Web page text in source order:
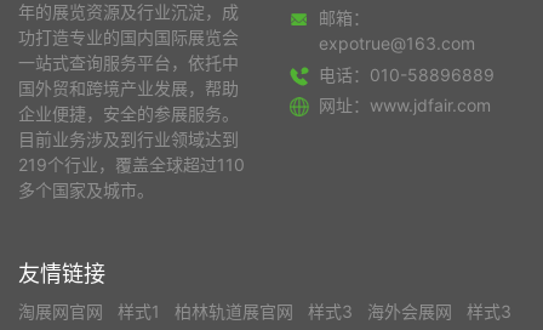
年的展览资源及行业沉淀，成
功打造专业的国内国际展览会
一站式查询服务平台，依托中
国外贸和跨境产业发展，帮助
企业便捷，安全的参展服务。
目前业务涉及到行业领域达到
219个行业，覆盖全球超过110
多个国家及城市。
邮箱：
expotrue@163.com
电话：010-58896889
网址：www.jdfair.com
友情链接
淘展网官网 样式1 柏林轨道展官网 样式3 海外会展网 样式3